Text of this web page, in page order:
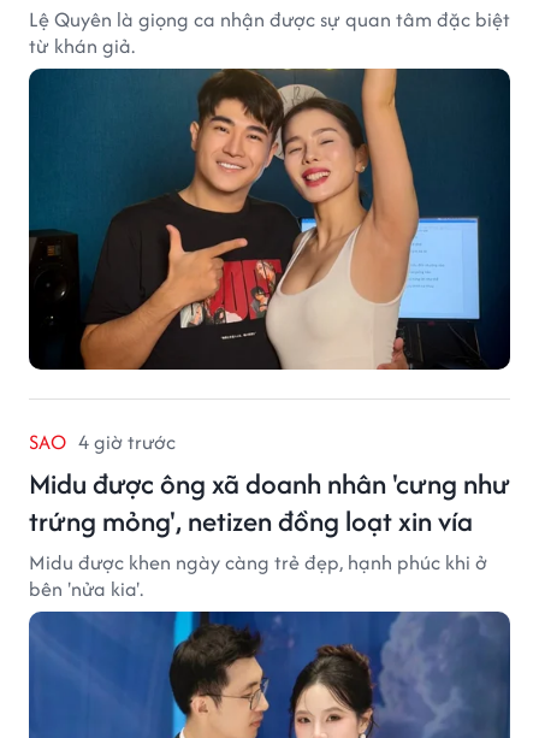
Lệ Quyên là giọng ca nhận được sự quan tâm đặc biệt
từ khán giả.
SAO 4 giờ trước
Midu được ông xã doanh nhân 'cưng như
trứng mỏng', netizen đồng loạt xin vía
Midu được khen ngày càng trẻ đẹp, hạnh phúc khi ở
bên 'nửa kia'.